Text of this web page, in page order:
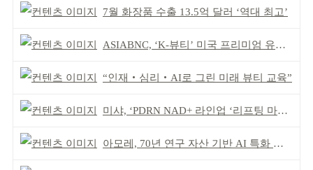
7월 화장품 수출 13.5억 달러 ‘역대 최고’
ASIABNC, ‘K-뷰티’ 미국 프리미엄 유통 확대 추진
“인재‧심리‧AI로 그린 미래 뷰티 교육”
미샤, ‘PDRN NAD+ 라인업 ‘리프팅 마스크’ 출시
아모레, 70년 연구 자산 기반 AI 특화 플랫폼 구축